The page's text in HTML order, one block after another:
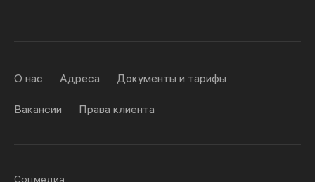
Соцмедиа
О нас Адреса Документы и тарифы
Вакансии Права клиента